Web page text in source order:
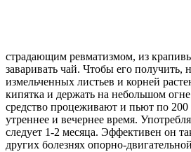
страдающим ревматизмом, из
заваривать чай. Чтобы его получить,
измельченных листьев и корней
кипятка и держать на небольшом
средство процеживают и пьют по
утреннее и вечернее время.
следует 1-2 месяца. Эффективен он
других болезнях опорно-